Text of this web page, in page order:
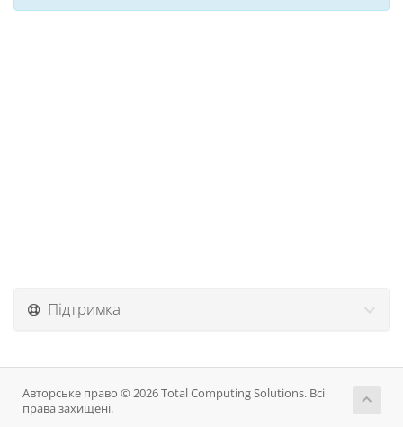
Підтримка
Авторське право © 2026 Total Computing Solutions. Всі
права захищені.